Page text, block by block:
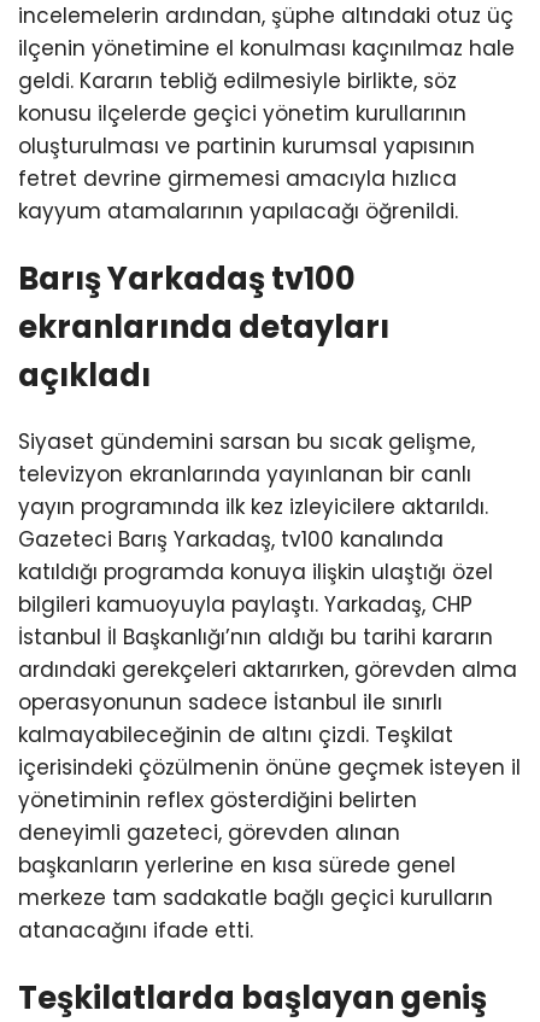
incelemelerin ardından, şüphe altındaki otuz üç
ilçenin yönetimine el konulması kaçınılmaz hale
geldi. Kararın tebliğ edilmesiyle birlikte, söz
konusu ilçelerde geçici yönetim kurullarının
oluşturulması ve partinin kurumsal yapısının
fetret devrine girmemesi amacıyla hızlıca
kayyum atamalarının yapılacağı öğrenildi.
Barış Yarkadaş tv100
ekranlarında detayları
açıkladı
Siyaset gündemini sarsan bu sıcak gelişme,
televizyon ekranlarında yayınlanan bir canlı
yayın programında ilk kez izleyicilere aktarıldı.
Gazeteci Barış Yarkadaş, tv100 kanalında
katıldığı programda konuya ilişkin ulaştığı özel
bilgileri kamuoyuyla paylaştı. Yarkadaş, CHP
İstanbul İl Başkanlığı’nın aldığı bu tarihi kararın
ardındaki gerekçeleri aktarırken, görevden alma
operasyonunun sadece İstanbul ile sınırlı
kalmayabileceğinin de altını çizdi. Teşkilat
içerisindeki çözülmenin önüne geçmek isteyen il
yönetiminin reflex gösterdiğini belirten
deneyimli gazeteci, görevden alınan
başkanların yerlerine en kısa sürede genel
merkeze tam sadakatle bağlı geçici kurulların
atanacağını ifade etti.
Teşkilatlarda başlayan geniş